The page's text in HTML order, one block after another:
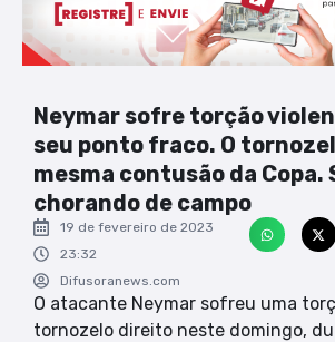
Neymar sofre torção
seu ponto fraco. O
mesma contusão da Copa.
chorando de campo
19 de fevereiro de 2023
23:32
Difusoranews.com
O atacante Neymar sofreu uma
tornozelo direito neste domingo,